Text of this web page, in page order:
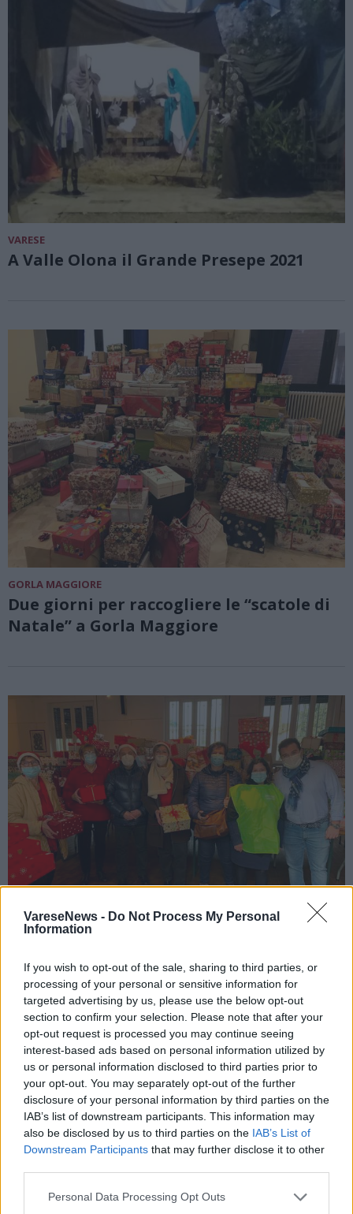
VareseNews - Do Not Process My Personal
Information
If you wish to opt-out of the sale, sharing to third parties, or
processing of your personal or sensitive information for
targeted advertising by us, please use the below opt-out
section to confirm your selection. Please note that after your
opt-out request is processed you may continue seeing
interest-based ads based on personal information utilized by
us or personal information disclosed to third parties prior to
your opt-out. You may separately opt-out of the further
disclosure of your personal information by third parties on the
IAB’s list of downstream participants. This information may
also be disclosed by us to third parties on the IAB’s List of
Downstream Participants that may further disclose it to other
Personal Data Processing Opt Outs
VARESE
A Valle Olona il Grande Presepe 2021
GORLA MAGGIORE
Due giorni per raccogliere le “scatole di
Natale” a Gorla Maggiore
Tornano le scatole di Natale a Busto,
Castellanza e Cassano Magnago. Ecco
dove consegnarle